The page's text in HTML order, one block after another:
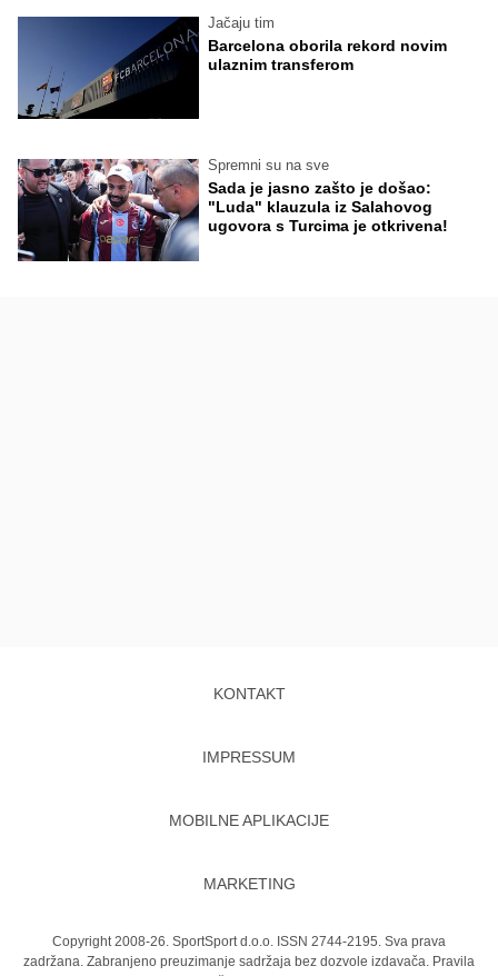
Jačaju tim
Barcelona oborila rekord novim
ulaznim transferom
Spremni su na sve
Sada je jasno zašto je došao:
"Luda" klauzula iz Salahovog
ugovora s Turcima je otkrivena!
KONTAKT
IMPRESSUM
MOBILNE APLIKACIJE
MARKETING
Copyright 2008-26. SportSport d.o.o. ISSN 2744-2195. Sva prava
zadržana. Zabranjeno preuzimanje sadržaja bez dozvole izdavača. Pravila